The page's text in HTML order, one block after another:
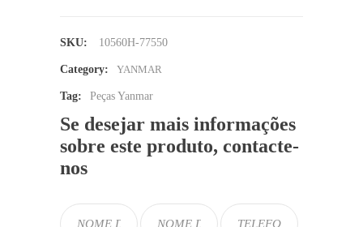
SKU: 10560H-77550
Category: YANMAR
Tag: Peças Yanmar
Se desejar mais informações
sobre este produto, contacte-
nos